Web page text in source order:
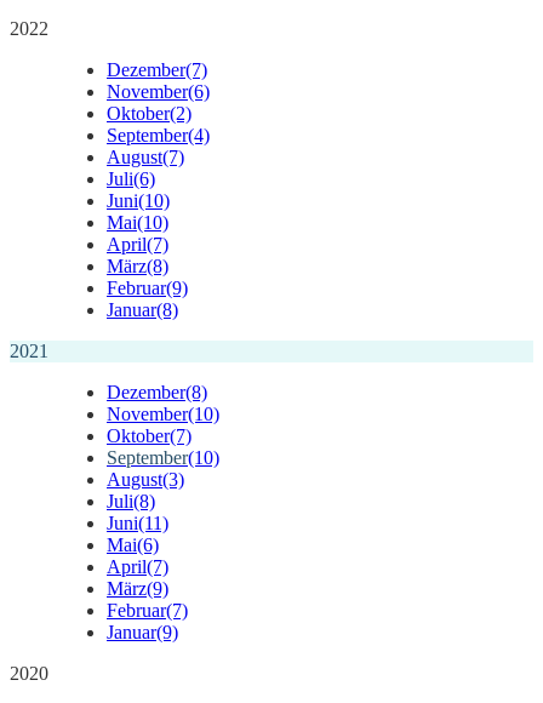
2022
Dezember(7)
November(6)
Oktober(2)
September(4)
August(7)
Juli(6)
Juni(10)
Mai(10)
April(7)
März(8)
Februar(9)
Januar(8)
2021
Dezember(8)
November(10)
Oktober(7)
September(10)
August(3)
Juli(8)
Juni(11)
Mai(6)
April(7)
März(9)
Februar(7)
Januar(9)
2020